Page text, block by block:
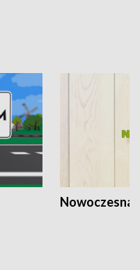
Nowoczesna